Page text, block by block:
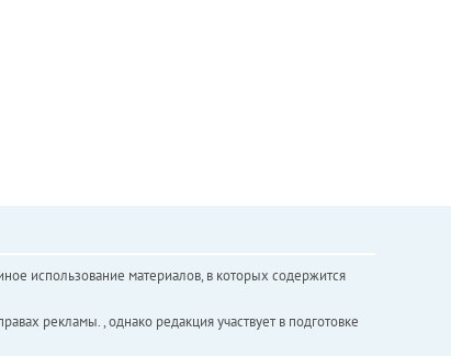
использование материалов, в которых содержится
рекламы. , однако редакция участвует в подготовке